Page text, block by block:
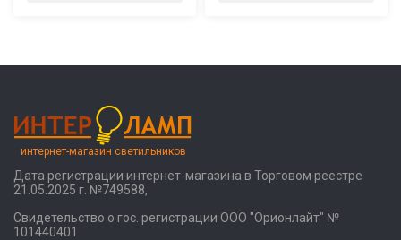
интернет-магазин светильников
Дата регистрации интернет-магазина в Торговом реестре
21.05.2025 г. №749588,
Свидетельство о гос. регистрации ООО "Орионлайт" №
101440401